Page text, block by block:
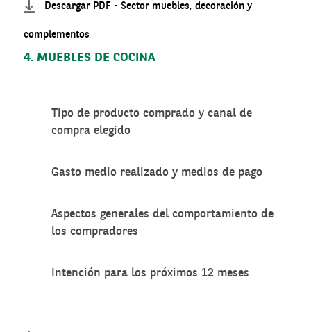
Descargar PDF - Sector muebles, decoración y
complementos
4. MUEBLES DE COCINA
Tipo de producto comprado y canal de
compra elegido
Gasto medio realizado y medios de pago
Aspectos generales del comportamiento de
los compradores
Intención para los próximos 12 meses